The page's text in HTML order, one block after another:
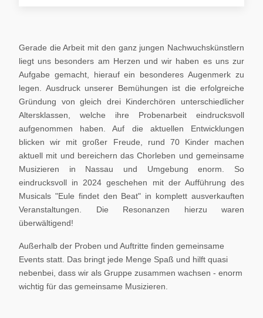
Gerade die Arbeit mit den ganz jungen Nachwuchskünstlern
liegt uns besonders am Herzen und wir haben es uns zur
Aufgabe gemacht, hierauf ein besonderes Augenmerk zu
legen. Ausdruck unserer Bemühungen ist die erfolgreiche
Gründung von gleich drei Kinderchören unterschiedlicher
Altersklassen, welche ihre Probenarbeit eindrucksvoll
aufgenommen haben. Auf die aktuellen Entwicklungen
blicken wir mit großer Freude, rund 70 Kinder machen
aktuell mit und bereichern das Chorleben und gemeinsame
Musizieren in Nassau und Umgebung enorm. So
eindrucksvoll in 2024 geschehen mit der Aufführung des
Musicals "Eule findet den Beat" in komplett ausverkauften
Veranstaltungen. Die Resonanzen hierzu waren
überwältigend!
Außerhalb der Proben und Auftritte finden gemeinsame
Events statt. Das bringt jede Menge Spaß und hilft quasi
nebenbei, dass wir als Gruppe zusammen wachsen - enorm
wichtig für das gemeinsame Musizieren.